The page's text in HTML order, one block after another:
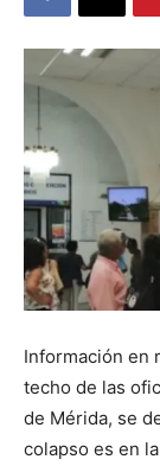
Información en
techo de las
de Mérida, se
colapso es en